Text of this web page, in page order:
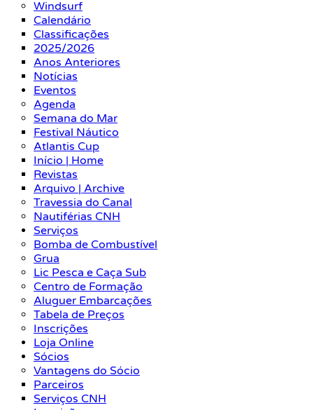
Windsurf
Calendário
Classificações
2025/2026
Anos Anteriores
Notícias
Eventos
Agenda
Semana do Mar
Festival Náutico
Atlantis Cup
Início | Home
Revistas
Arquivo | Archive
Travessia do Canal
Nautiférias CNH
Serviços
Bomba de Combustível
Grua
Lic Pesca e Caça Sub
Centro de Formação
Aluguer Embarcações
Tabela de Preços
Inscrições
Loja Online
Sócios
Vantagens do Sócio
Parceiros
Serviços CNH